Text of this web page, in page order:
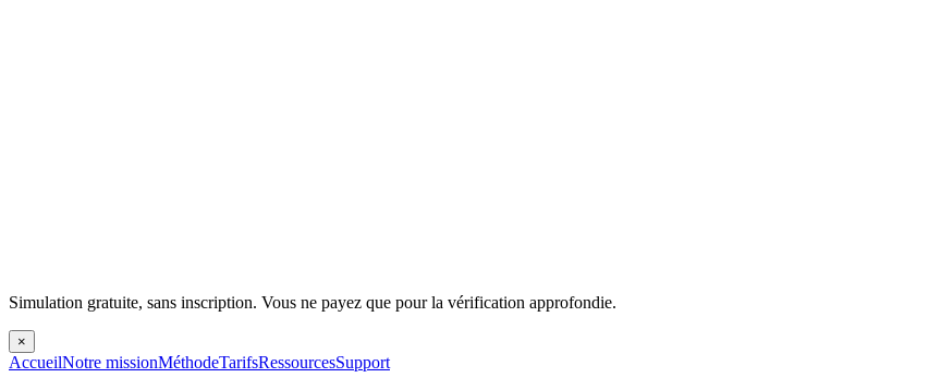
Simulation gratuite, sans inscription. Vous ne payez que pour la vérification approfondie.
×
AccueilNotre missionMéthodeTarifsRessourcesSupport